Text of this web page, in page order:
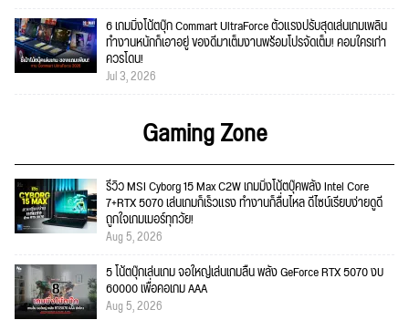
6 เกมมิ่งโน้ตบุ๊ก Commart UltraForce ตัวแรงปรับสุดเล่นเกมเพลิน
ทำงานหนักก็เอาอยู่ ของดีมาเต็มงานพร้อมโปรจัดเต็ม! คอมใครเก่า
ควรโดน!
Jul 3, 2026
Gaming Zone
รีวิว MSI Cyborg 15 Max C2W เกมมิ่งโน้ตบุ๊คพลัง Intel Core
7+RTX 5070 เล่นเกมก็เร็วแรง ทำงานก็ลื่นไหล ดีไซน์เรียบง่ายดูดี
ถูกใจเกมเมอร์ทุกวัย!
Aug 5, 2026
5 โน้ตบุ๊กเล่นเกม จอใหญ่เล่นเกมลื่น พลัง GeForce RTX 5070 งบ
60000 เพื่อคอเกม AAA
Aug 5, 2026